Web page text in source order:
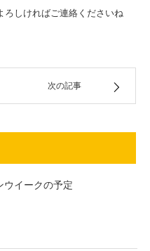
ろしければご連絡くださいね
次の記事
ウイークの予定